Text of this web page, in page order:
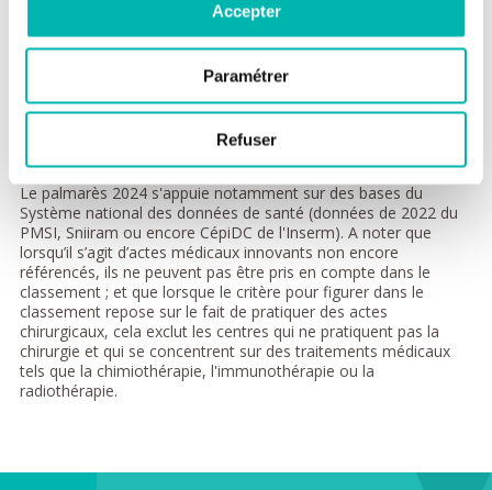
Accepter
Paramétrer
Refuser
Le palmarès 2024 s'appuie notamment sur des bases du
Système national des données de santé (données de 2022 du
PMSI, Sniiram ou encore CépiDC de l'Inserm). A noter que
lorsqu’il s’agit d’actes médicaux innovants non encore
référencés, ils ne peuvent pas être pris en compte dans le
classement ; et que lorsque le critère pour figurer dans le
classement repose sur le fait de pratiquer des actes
chirurgicaux, cela exclut les centres qui ne pratiquent pas la
chirurgie et qui se concentrent sur des traitements médicaux
tels que la chimiothérapie, l'immunothérapie ou la
radiothérapie.